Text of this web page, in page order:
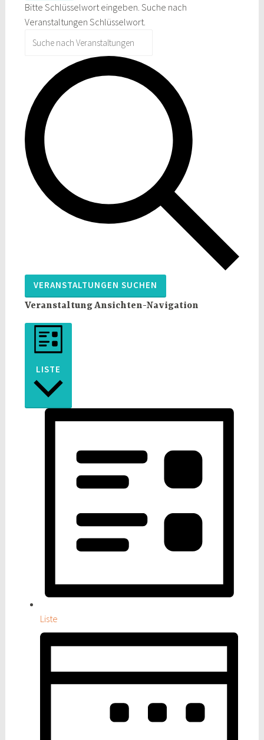
Bitte Schlüsselwort eingeben. Suche nach
Veranstaltungen Schlüsselwort.
VERANSTALTUNGEN SUCHEN
Veranstaltung Ansichten-Navigation
LISTE
Liste